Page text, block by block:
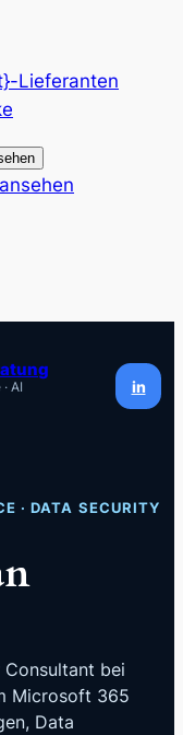
Lieferanten
AI
in
· DATA SECURITY
bei
Microsoft 365
Data